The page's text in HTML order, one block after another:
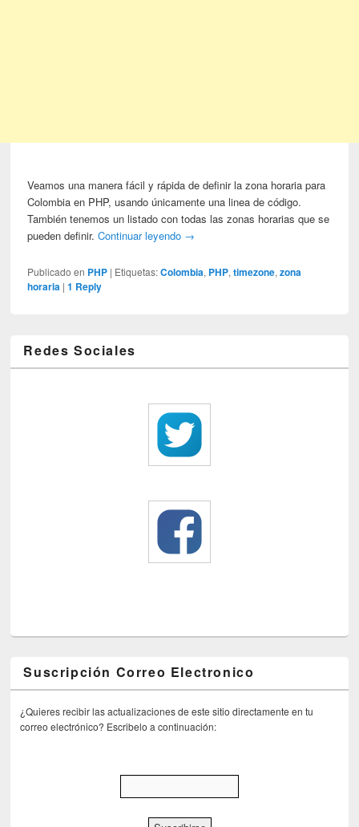
Veamos una manera fácil y rápida de definir la zona horaria para
Colombia en PHP, usando únicamente una linea de código.
También tenemos un listado con todas las zonas horarias que se
pueden definir.Continuar leyendo →
Publicado en PHP | Etiquetas: Colombia, PHP,timezone,zona
horaria |1 Reply
Redes Sociales
Suscripción Correo Electronico
¿Quieres recibir las actualizaciones de este sitio directamente en tu
correo electrónico? Escribelo a continuación: